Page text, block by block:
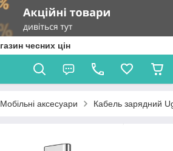
чесних цін
Мобільні аксесуари Кабель зарядний